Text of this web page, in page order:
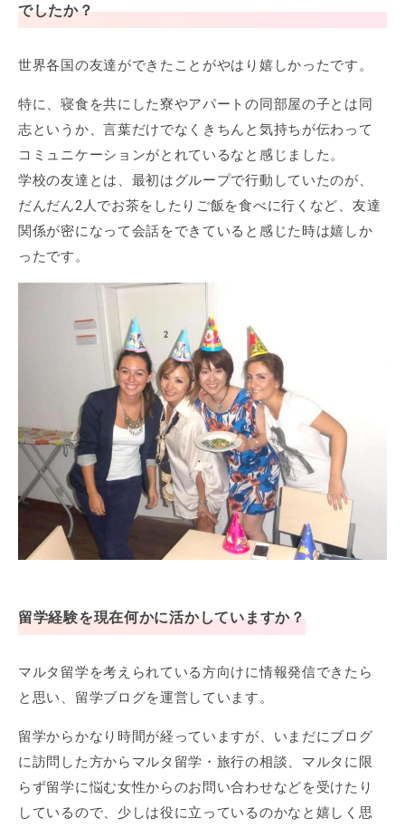
でしたか？
世界各国の友達ができたことがやはり嬉しかったです。
特に、寝食を共にした寮やアパートの同部屋の子とは同
志というか、言葉だけでなくきちんと気持ちが伝わって
コミュニケーションがとれているなと感じました。
学校の友達とは、最初はグループで行動していたのが、
だんだん2人でお茶をしたりご飯を食べに行くなど、友達
関係が密になって会話をできていると感じた時は嬉しか
ったです。
留学経験を現在何かに活かしていますか？
マルタ留学を考えられている方向けに情報発信できたら
と思い、留学ブログを運営しています。
留学からかなり時間が経っていますが、いまだにブログ
に訪問した方からマルタ留学・旅行の相談、マルタに限
らず留学に悩む女性からのお問い合わせなどを受けたり
しているので、少しは役に立っているのかなと嬉しく思